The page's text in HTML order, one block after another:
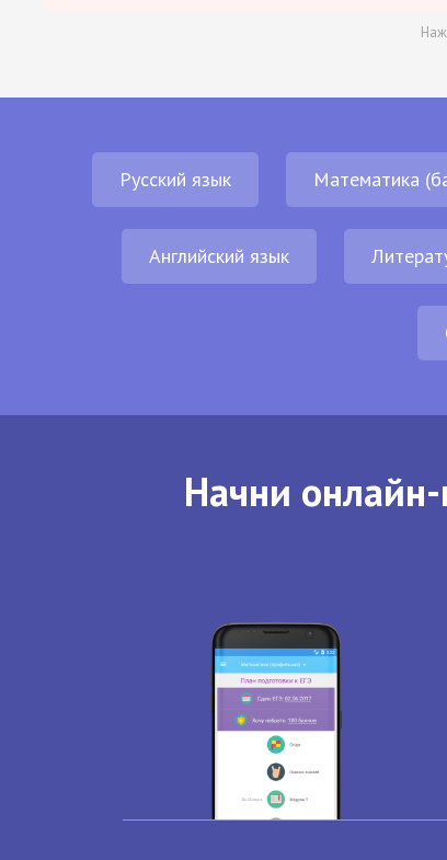
Русский язык Математика
Английский язык
Начни